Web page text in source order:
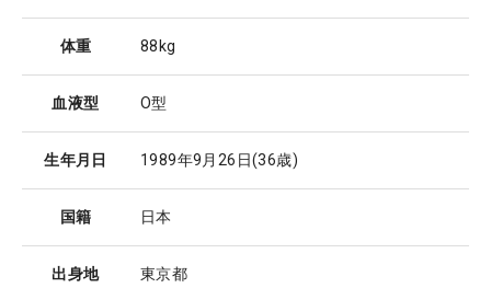
体重 88kg
血液型 O型
生年月日 1989年9月26日(36歳)
国籍 日本
出身地 東京都